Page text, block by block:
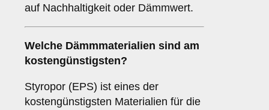
auf Nachhaltigkeit oder Dämmwert.
Welche Dämmmaterialien sind am
kostengünstigsten?
Styropor (EPS) ist eines der
kostengünstigsten Materialien für die